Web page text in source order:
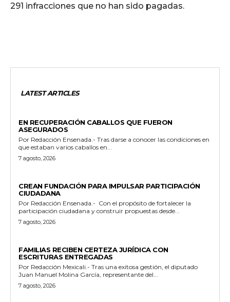
291 infracciones que no han sido pagadas.
LATEST ARTICLES
EN RECUPERACIÓN CABALLOS QUE FUERON
ASEGURADOS
Por Redacción Ensenada.- Tras darse a conocer las condiciones en
que estaban varios caballos en...
7 agosto, 2026
CREAN FUNDACIÓN PARA IMPULSAR PARTICIPACIÓN
CIUDADANA
Por Redacción Ensenada.- Con el propósito de fortalecer la
participación ciudadana y construir propuestas desde...
7 agosto, 2026
FAMILIAS RECIBEN CERTEZA JURÍDICA CON
ESCRITURAS ENTREGADAS
Por Redacción Mexicali.- Tras una exitosa gestión, el diputado
Juan Manuel Molina García, representante del...
7 agosto, 2026